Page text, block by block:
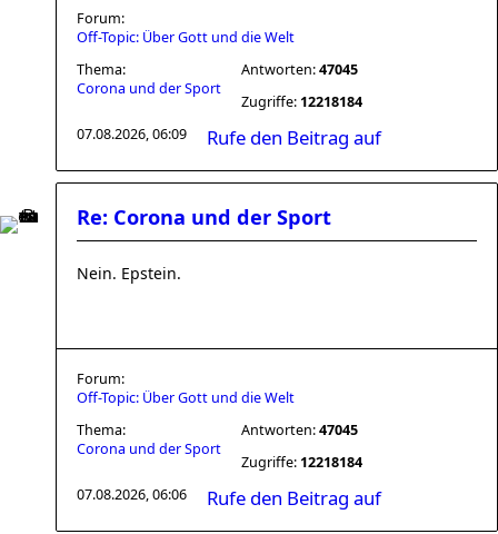
Forum:
Off-Topic: Über Gott und die Welt
Thema:
Corona und der Sport
Antworten:47045
Zugriffe: 12218184
07.08.2026, 06:09
Rufe den Beitrag auf
Re: Corona und der Sport
Nein. Epstein.
Forum:
Off-Topic: Über Gott und die Welt
Thema:
Corona und der Sport
Antworten:47045
Zugriffe: 12218184
07.08.2026, 06:06
Rufe den Beitrag auf